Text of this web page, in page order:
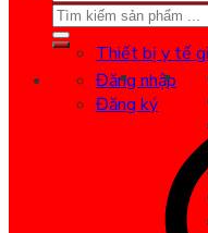
Search
for:
Đăng nhập
Đăng ký
Thiết bị y tế